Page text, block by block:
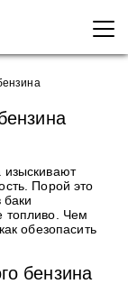
изыскивают
Порой это
баки
топливо. Чем
обезопасить
бензина